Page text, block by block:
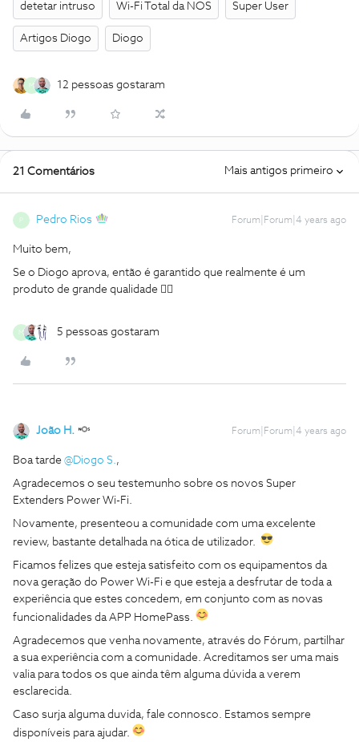
detetar intruso Wi-Fi Total da NOS Super User
Artigos Diogo Diogo
M 12 pessoas gostaram
21 Comentários Mais antigos primeiro
Pedro Rios Forum|Forum|4 years ago
Muito bem,
Se o Diogo aprova, então é garantido que realmente é um
produto de grande qualidade 👍🏻
M 5 pessoas gostaram
João H. Forum|Forum|4 years ago
Boa tarde @Diogo S.,
Agradecemos o seu testemunho sobre os novos Super
Extenders Power Wi-Fi.
Novamente, presenteou a comunidade com uma excelente
review, bastante detalhada na ótica de utilizador.
Ficamos felizes que esteja satisfeito com os equipamentos da
nova geração do Power Wi-Fi e que esteja a desfrutar de toda a
experiência que estes concedem, em conjunto com as novas
funcionalidades da APP HomePass.
Agradecemos que venha novamente, através do Fórum, partilhar
a sua experiência com a comunidade. Acreditamos ser uma mais
valia para todos os que ainda têm alguma dúvida a verem
esclarecida.
Caso surja alguma duvida, fale connosco. Estamos sempre
disponíveis para ajudar.